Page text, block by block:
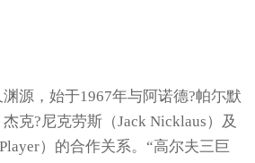
，始于1967年与阿诺德?帕尓默
杰克?尼克劳斯（Jack Nicklaus）及
）的合作关系。“高尔夫三巨